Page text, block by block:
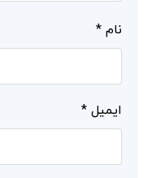
نام*
ایمیل*